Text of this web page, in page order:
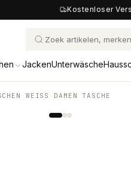
Kostenloser
JackenUnterwäsche
WEISS DAMEN TASCHE